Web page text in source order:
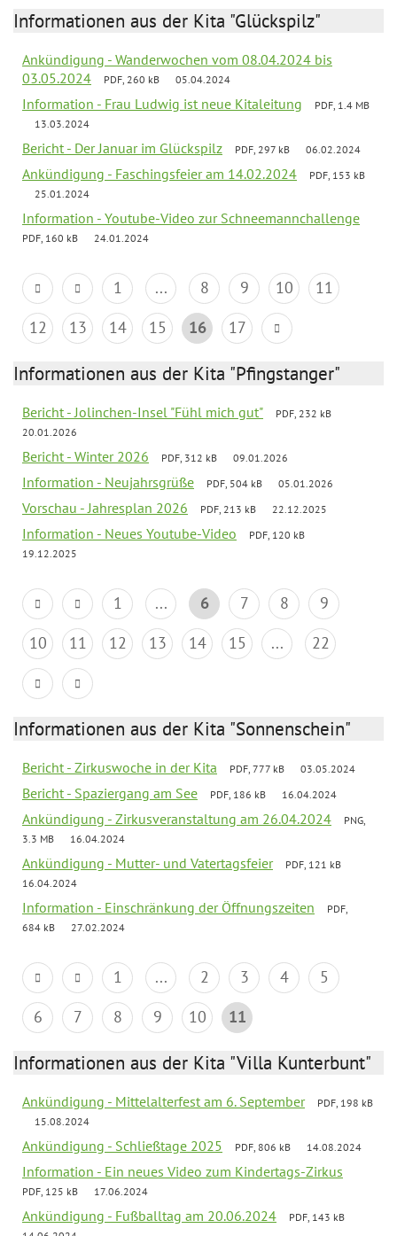
Informationen aus der Kita "Glückspilz"
Ankündigung - Wanderwochen vom 08.04.2024 bis
03.05.2024
PDF, 260 kB 05.04.2024
Information - Frau Ludwig ist neue Kitaleitung
PDF, 1.4 MB
13.03.2024
Bericht - Der Januar im Glückspilz PDF, 297 kB 06.02.2024
Ankündigung - Faschingsfeier am 14.02.2024
PDF, 153 kB
25.01.2024
Information - Youtube-Video zur Schneemannchallenge
PDF, 160 kB 24.01.2024
1 ... 8 9 10
11
12
13 14 15 16 17
Informationen aus der Kita "Pfingstanger"
Bericht - Jolinchen-Insel "Fühl mich gut"
PDF, 232 kB
20.01.2026
Bericht - Winter 2026 PDF, 312 kB 09.01.2026
Information - Neujahrsgrüße PDF, 504 kB 05.01.2026
Vorschau - Jahresplan 2026 PDF, 213 kB 22.12.2025
Information - Neues Youtube-Video
PDF, 120 kB
19.12.2025
1 ... 6 7 8
9
10
11 12 13 14 15 ... 22
Informationen aus der Kita "Sonnenschein"
Bericht - Zirkuswoche in der Kita PDF, 777 kB 03.05.2024
Bericht - Spaziergang am See PDF, 186 kB 16.04.2024
Ankündigung - Zirkusveranstaltung am 26.04.2024
PNG,
3.3 MB
16.04.2024
Ankündigung - Mutter- und Vatertagsfeier
PDF, 121 kB
16.04.2024
Information - Einschränkung der Öffnungszeiten
PDF,
684 kB
27.02.2024
1 ... 2 3 4
5
6
7 8 9 10 11
Informationen aus der Kita "Villa Kunterbunt"
Ankündigung - Mittelalterfest am 6. September
PDF, 198 kB
15.08.2024
Ankündigung - Schließtage 2025 PDF, 806 kB 14.08.2024
Information - Ein neues Video zum Kindertags-Zirkus
PDF, 125 kB 17.06.2024
Ankündigung - Fußballtag am 20.06.2024
PDF, 143 kB